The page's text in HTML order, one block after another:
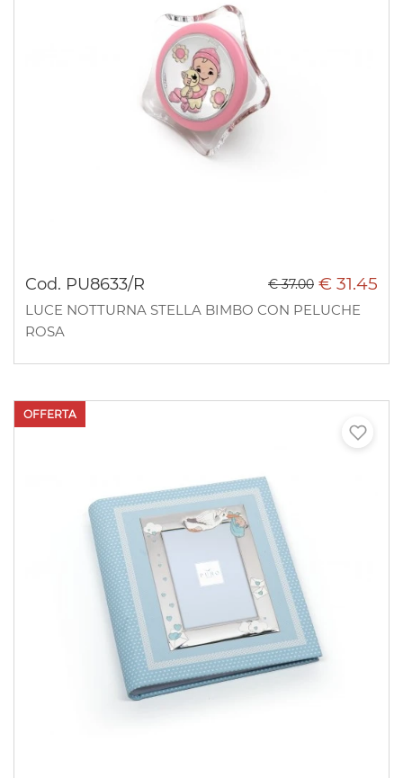
Cod. PU8633/R € 31.45
€ 37.00
LUCE NOTTURNA STELLA BIMBO CON PELUCHE
ROSA